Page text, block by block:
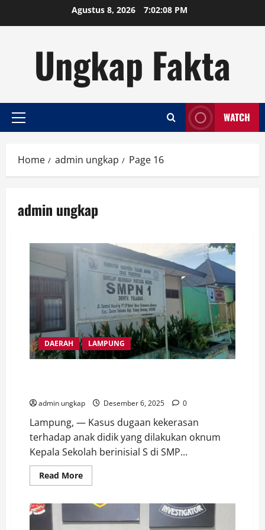
Agustus 8, 2026 7:02:09 PM
Ungkap Fakta
Primary
WATCH
Home admin ungkap Page 16
admin ungkap
DAERAH LAMPUNG
admin ungkap Desember 6, 2025 0
Lampung, — Kasus dugaan kekerasan
terhadap anak didik yang dilakukan oknum
Kepala Sekolah berinisial S di SMP...
Read MoreRead
more
Oknum
sekolah